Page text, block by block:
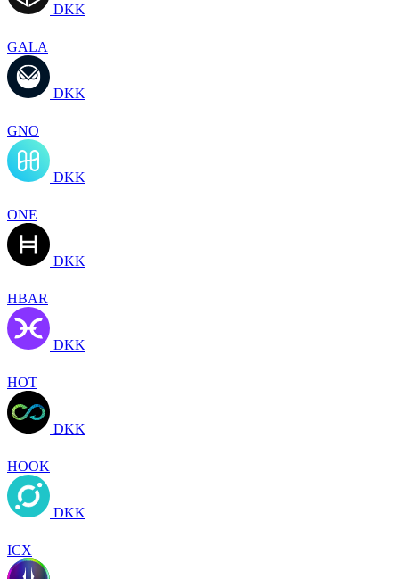
DKK
GALA
DKK
GNO
DKK
ONE
DKK
HBAR
DKK
HOT
DKK
HOOK
DKK
ICX